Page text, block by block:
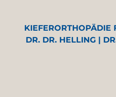
KIEFERORTHOPÄDIE
DR. DR. HELLING |